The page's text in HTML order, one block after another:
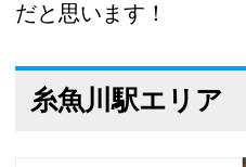
だと思います！
糸魚川駅エリア